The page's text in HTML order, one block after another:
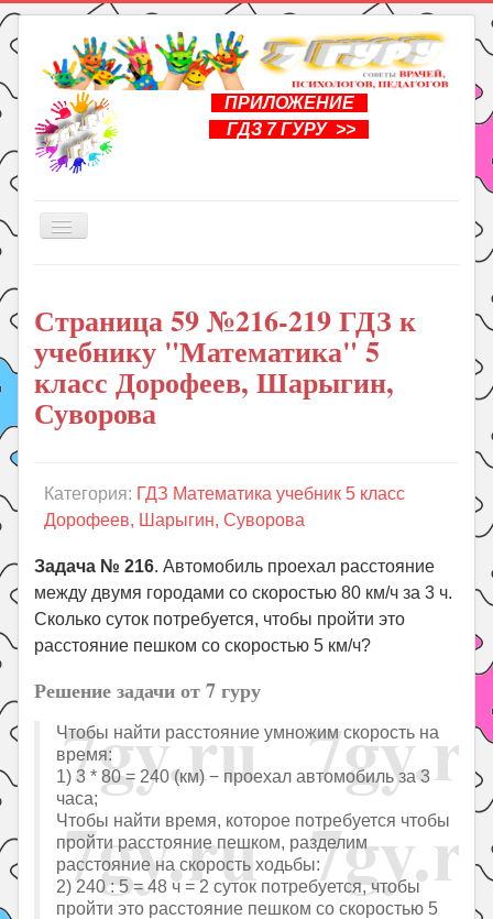
ПРИЛОЖЕНИЕ
ГДЗ 7 ГУРУ >>
Включить/
Книги
Рукоделие
Подготовка к школе
Уроки
Праздники
Летом!
Поиск
Страница 59 №216-219 ГДЗ к
учебнику "Математика" 5
класс Дорофеев, Шарыгин,
Суворова
Категория: ГДЗ Математика учебник 5 класс
Дорофеев, Шарыгин, Суворова
Задача № 216. Автомобиль проехал расстояние
между двумя городами со скоростью 80 км/ч за 3 ч.
Сколько суток потребуется, чтобы пройти это
расстояние пешком со скоростью 5 км/ч?
Решение задачи от 7 гуру
Чтобы найти расстояние умножим скорость на
время:
1) 3 * 80 = 240 (км) − проехал автомобиль за 3
часа;
Чтобы найти время, которое потребуется чтобы
пройти расстояние пешком, разделим
расстояние на скорость ходьбы:
2) 240 : 5 = 48 ч = 2 суток потребуется, чтобы
пройти это расстояние пешком со скоростью 5